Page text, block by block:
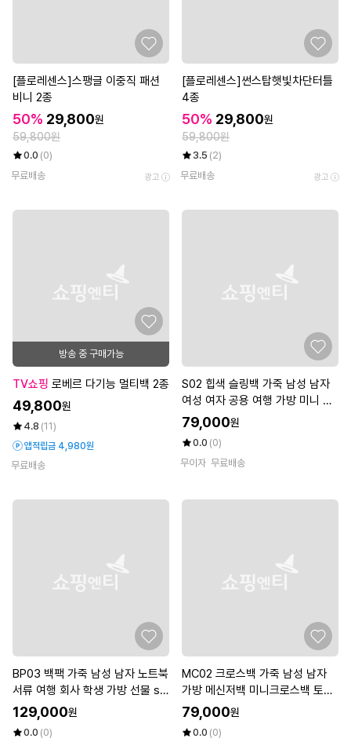
[플로레센스]스팽글 이중직 패션
비니 2종
50% 29,800원
59,800원
0.0 (0)
무료배송
광고
[플로레센스]썬스탑햇빛차단터틀
4종
50% 29,800원
59,800원
3.5 (2)
무료배송
광고
방송 중 구매가능
TV쇼핑 로베르 다기능 멀티백 2종
49,800원
4.8 (11)
앱적립금 4,980원
무료배송
S02 힙색 슬링백 가죽 남성 남자
여성 여자 공용 여행 가방 미니 크
로스백 메신저백 손가방 파우치
79,000원
0.0 (0)
무이자 무료배송
BP03 백팩 가죽 남성 남자 노트북
서류 여행 회사 학생 가방 선물 se
ptwolves(셉울브스)
129,000원
0.0 (0)
MC02 크로스백 가죽 남성 남자
가방 메신저백 미니크로스백 토트
백 숄더백 회사 출근 서류 septw
olves
79,000원
0.0 (0)